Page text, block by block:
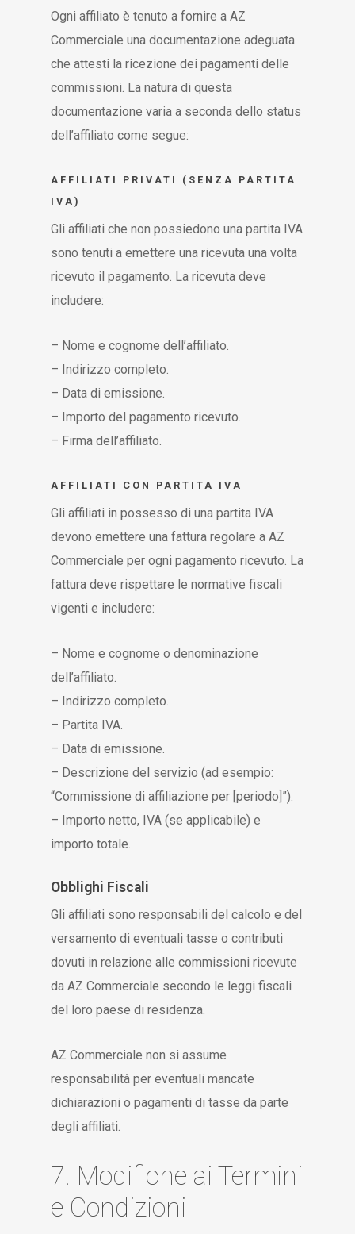
Ogni affiliato è tenuto a fornire a AZ
Commerciale una documentazione adeguata
che attesti la ricezione dei pagamenti delle
commissioni. La natura di questa
documentazione varia a seconda dello status
dell’affiliato come segue:
AFFILIATI PRIVATI (SENZA PARTITA
IVA)
Gli affiliati che non possiedono una partita IVA
sono tenuti a emettere una ricevuta una volta
ricevuto il pagamento. La ricevuta deve
includere:
– Nome e cognome dell’affiliato.
– Indirizzo completo.
– Data di emissione.
– Importo del pagamento ricevuto.
– Firma dell’affiliato.
AFFILIATI CON PARTITA IVA
Gli affiliati in possesso di una partita IVA
devono emettere una fattura regolare a AZ
Commerciale per ogni pagamento ricevuto. La
fattura deve rispettare le normative fiscali
vigenti e includere:
– Nome e cognome o denominazione
dell’affiliato.
– Indirizzo completo.
– Partita IVA.
– Data di emissione.
– Descrizione del servizio (ad esempio:
“Commissione di affiliazione per [periodo]”).
– Importo netto, IVA (se applicabile) e
importo totale.
Obblighi Fiscali
Gli affiliati sono responsabili del calcolo e del
versamento di eventuali tasse o contributi
dovuti in relazione alle commissioni ricevute
da AZ Commerciale secondo le leggi fiscali
del loro paese di residenza.
AZ Commerciale non si assume
responsabilità per eventuali mancate
dichiarazioni o pagamenti di tasse da parte
degli affiliati.
7. Modifiche ai Termini
e Condizioni